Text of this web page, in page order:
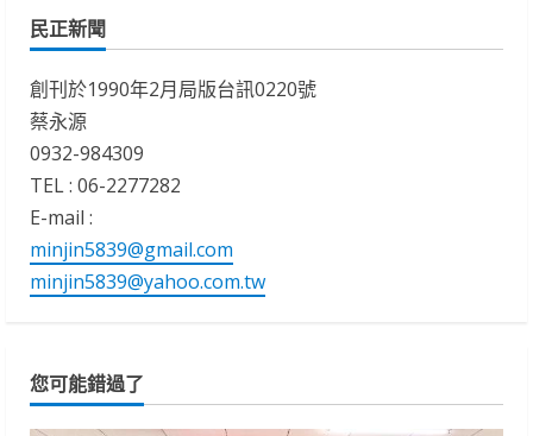
民正新聞
創刊於1990年2月局版台訊0220號
蔡永源
0932-984309
TEL : 06-2277282
E-mail :
minjin5839@gmail.com
minjin5839@yahoo.com.tw
您可能錯過了